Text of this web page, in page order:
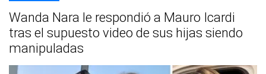
Wanda Nara le respondió a Mauro Icardi
tras el supuesto video de sus hijas siendo
manipuladas